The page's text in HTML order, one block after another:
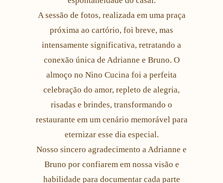
A sessão de fotos, realizada em uma praça
próxima ao cartório, foi breve, mas
intensamente significativa, retratando a
conexão única de Adrianne e Bruno. O
almoço no Nino Cucina foi a perfeita
celebração do amor, repleto de alegria,
risadas e brindes, transformando o
restaurante em um cenário memorável para
eternizar esse dia especial.
Nosso sincero agradecimento a Adrianne e
Bruno por confiarem em nossa visão e
habilidade para documentar cada parte